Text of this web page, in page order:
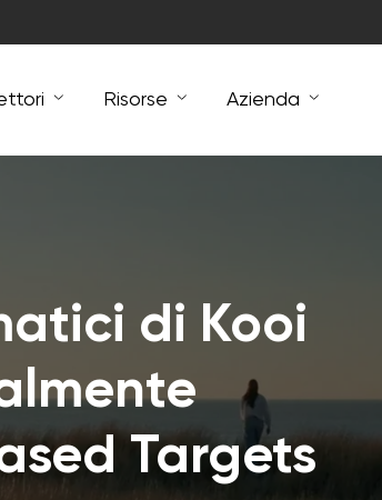
Risorse Azienda
di Kooi
Targets